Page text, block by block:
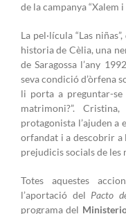
de la campanya “Xalem i
La pel·lícula “Las
historia de Cèlia, una
de Saragossa l’any
seva condició d’òrfena
li porta a preguntar-
matrimoni?”.
protagonista l’ajuden a
orfandat i a descobrir a
prejudicis socials de les
Totes aquestes
l’aportació del Pacto
programa del